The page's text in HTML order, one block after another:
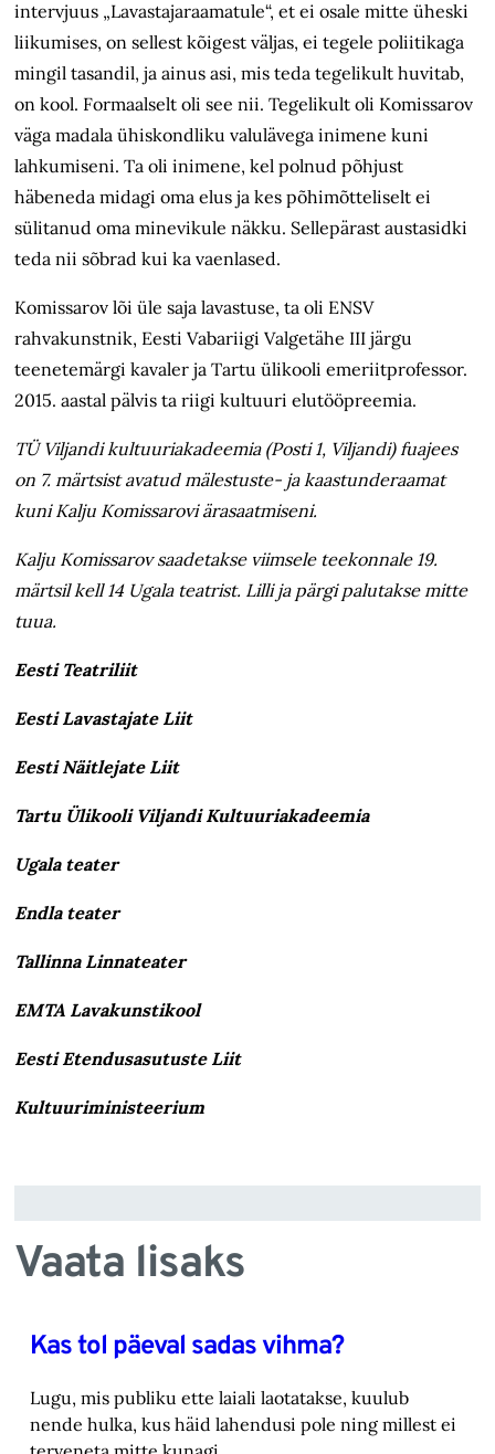
intervjuus „Lavastajaraamatule“, et ei osale mitte üheski
liikumises, on sellest kõigest väljas, ei tegele poliitikaga
mingil tasandil, ja ainus asi, mis teda tegelikult huvitab,
on kool. Formaalselt oli see nii. Tegelikult oli Komissarov
väga madala ühiskondliku valulävega inimene kuni
lahkumiseni. Ta oli inimene, kel polnud põhjust
häbeneda midagi oma elus ja kes põhimõtteliselt ei
sülitanud oma minevikule näkku. Sellepärast austasidki
teda nii sõbrad kui ka vaenlased.
Komissarov lõi üle saja lavastuse, ta oli ENSV
rahvakunstnik, Eesti Vabariigi Valgetähe III järgu
teenetemärgi kavaler ja Tartu ülikooli emeriitprofessor.
2015. aastal pälvis ta riigi kultuuri elutööpreemia.
TÜ Viljandi kultuuriakadeemia (Posti 1, Viljandi) fuajees
on 7. märtsist avatud mälestuste- ja kaastunderaamat
kuni Kalju Komissarovi ärasaatmiseni.
Kalju Komissarov saadetakse viimsele teekonnale 19.
märtsil kell 14 Ugala teatrist. Lilli ja pärgi palutakse mitte
tuua.
Eesti Teatriliit
Eesti Lavastajate Liit
Eesti Näitlejate Liit
Tartu Ülikooli Viljandi Kultuuri­akadeemia
Ugala teater
Endla teater
Tallinna Linnateater
EMTA Lavakunstikool
Eesti Etendusasutuste Liit
Kultuuriministeerium
Vaata lisaks
Kas tol päeval sadas vihma?
Lugu, mis publiku ette laiali laotatakse, kuulub
nende hulka, kus häid lahendusi pole ning millest ei